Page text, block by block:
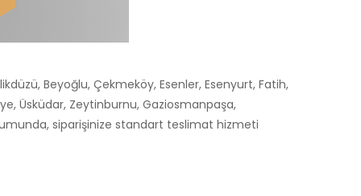
Beyoğlu, Çekmeköy, Esenler, Esenyurt, Fatih,
Üsküdar, Zeytinburnu, Gaziosmanpaşa,
siparişinize standart teslimat hizmeti